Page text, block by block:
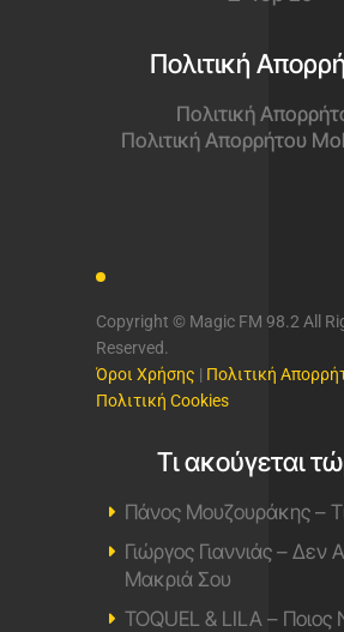
Πολιτική
Πολιτική
Πολιτική Απορρήτου
Copyright © Magic FM 98.2 All
Reserved.
Όροι Χρήσης | Πολιτική
Πολιτική Cookies
Τι ακούγεται
Πάνος Μουζουράκης –
Γιώργος Γιαννιάς – Δεν
Μακριά Σου
TOQUEL & LILA – Ποιος